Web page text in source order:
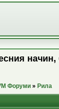
начин,
Форуми » Рила